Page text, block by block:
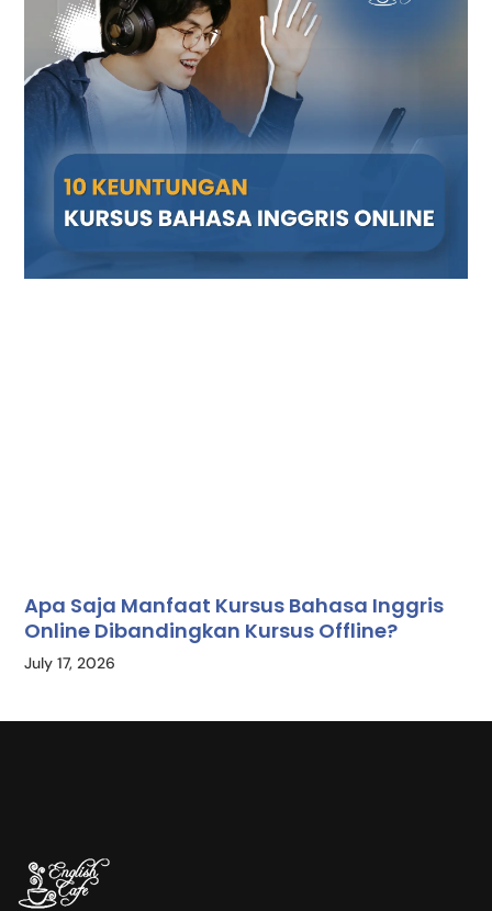
Apa Saja Manfaat Kursus Bahasa Inggris
Online Dibandingkan Kursus Offline?
July 17, 2026